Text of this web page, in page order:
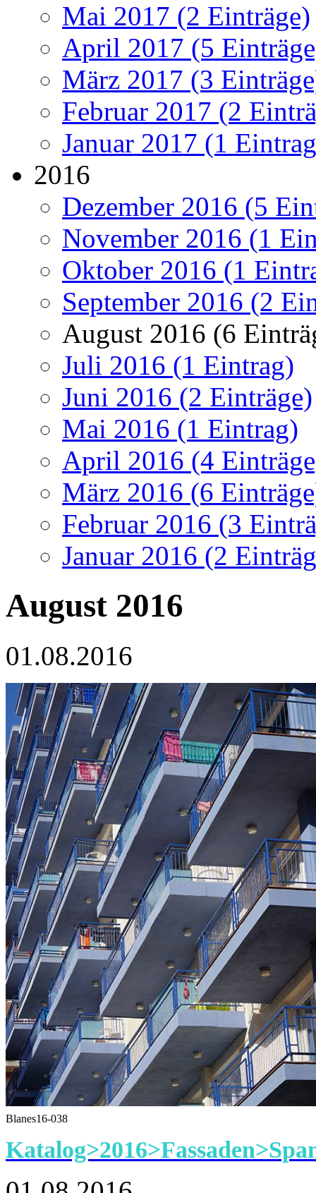
Mai 2017 (2 Einträge)
April 2017 (5
März 2017 (3
Februar 2017 (2
Januar 2017 (1
2016
Dezember 2016 (5
November 2016 (1
Oktober 2016 (1
September 2016 (2
August 2016 (6
Juli 2016 (1 Eintrag)
Juni 2016 (2 Einträge)
Mai 2016 (1 Eintrag)
April 2016 (4
März 2016 (6
Februar 2016 (3
Januar 2016 (2
August 2016
01.08.2016
Blanes16-038